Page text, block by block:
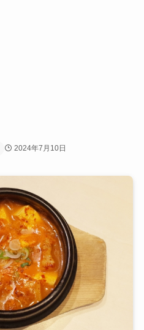
2024年7月10日